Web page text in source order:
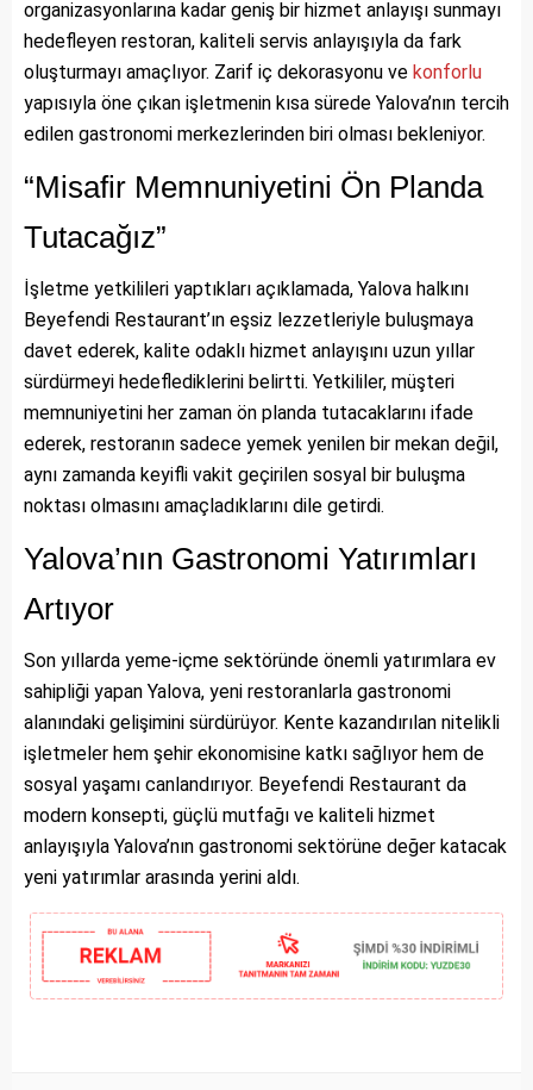
organizasyonlarına kadar geniş bir hizmet anlayışı sunmayı
hedefleyen restoran, kaliteli servis anlayışıyla da fark
oluşturmayı amaçlıyor. Zarif iç dekorasyonu ve konforlu
yapısıyla öne çıkan işletmenin kısa sürede Yalova’nın tercih
edilen gastronomi merkezlerinden biri olması bekleniyor.
“Misafir Memnuniyetini Ön Planda
Tutacağız”
İşletme yetkilileri yaptıkları açıklamada, Yalova halkını
Beyefendi Restaurant’ın eşsiz lezzetleriyle buluşmaya
davet ederek, kalite odaklı hizmet anlayışını uzun yıllar
sürdürmeyi hedeflediklerini belirtti. Yetkililer, müşteri
memnuniyetini her zaman ön planda tutacaklarını ifade
ederek, restoranın sadece yemek yenilen bir mekan değil,
aynı zamanda keyifli vakit geçirilen sosyal bir buluşma
noktası olmasını amaçladıklarını dile getirdi.
Yalova’nın Gastronomi Yatırımları
Artıyor
Son yıllarda yeme-içme sektöründe önemli yatırımlara ev
sahipliği yapan Yalova, yeni restoranlarla gastronomi
alanındaki gelişimini sürdürüyor. Kente kazandırılan nitelikli
işletmeler hem şehir ekonomisine katkı sağlıyor hem de
sosyal yaşamı canlandırıyor. Beyefendi Restaurant da
modern konsepti, güçlü mutfağı ve kaliteli hizmet
anlayışıyla Yalova’nın gastronomi sektörüne değer katacak
yeni yatırımlar arasında yerini aldı.